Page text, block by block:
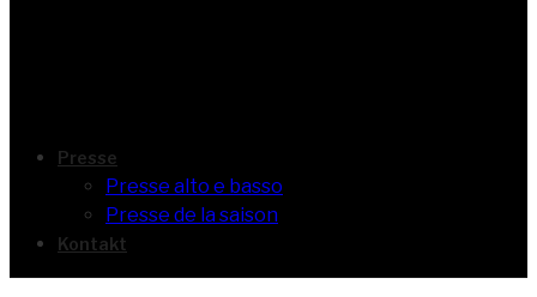
Presse
Presse alto e basso
Presse de la saison
Kontakt